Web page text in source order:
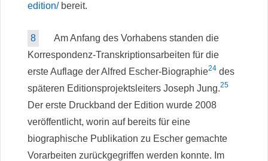
edition/bereit.
8
Am Anfang des Vorhabens standen die
Korrespondenz-Transkriptionsarbeiten für die
erste Auflage der Alfred Escher-Biographie24 des
späteren Editionsprojektsleiters Joseph Jung.25
Der erste Druckband der Edition wurde 2008
veröffentlicht, worin auf bereits für eine
biographische Publikation zu Escher gemachte
Vorarbeiten zurückgegriffen werden konnte. Im